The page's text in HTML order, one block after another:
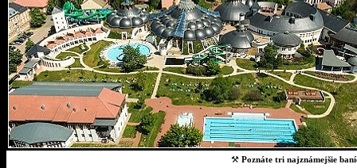
⚒ Poznáte tri najznámejšie